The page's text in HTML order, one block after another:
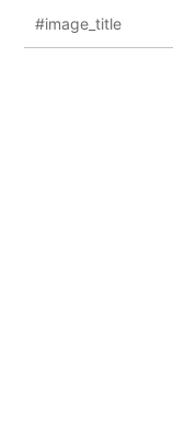
#image_title